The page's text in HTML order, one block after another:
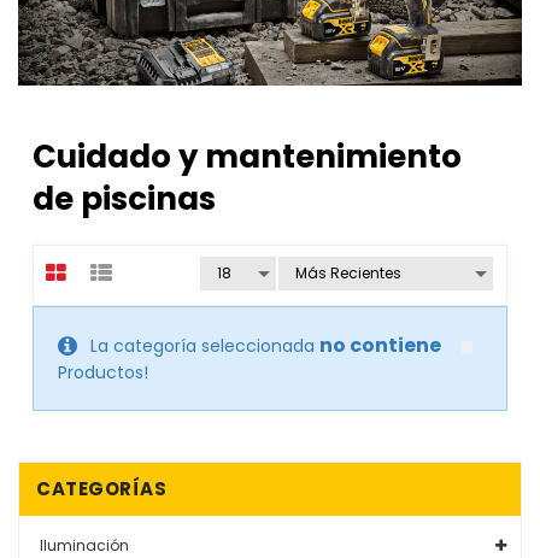
Cuidado y mantenimiento
de piscinas
La categoría seleccionada no contiene
Productos!
CATEGORÍAS
Iluminación